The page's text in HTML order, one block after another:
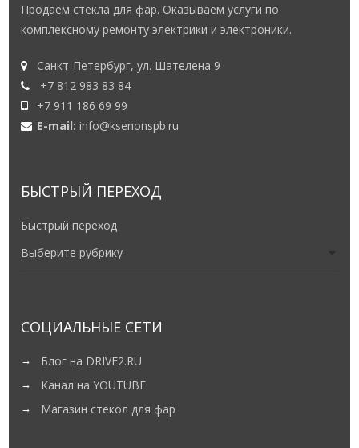
Продаем стёкла для фар. Оказываем услуги по
комплексному ремонту электрики и электроники.
Санкт-Петербург, ул. Шателена 9
+7 812 983 83 84
+7 911 186 69 99
E-mail:info@ksenonspb.ru
БЫСТРЫЙ ПЕРЕХОД
Быстрый переход
СОЦИАЛЬНЫЕ СЕТИ
Блог на DRIVE2.RU
Канал на YOUTUBE
Магазин стекол для фар